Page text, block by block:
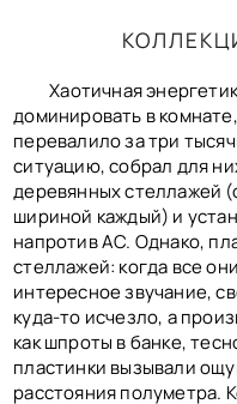
Хаотичная
доминировать в
перевалило за три
ситуацию, собрал для
деревянных стеллажей
шириной каждый) и
напротив АС. Однако,
стеллажей: когда все
интересное звучание,
куда-то исчезло, а
как шпроты в банке,
пластинки вызывали
расстояния полуметра.